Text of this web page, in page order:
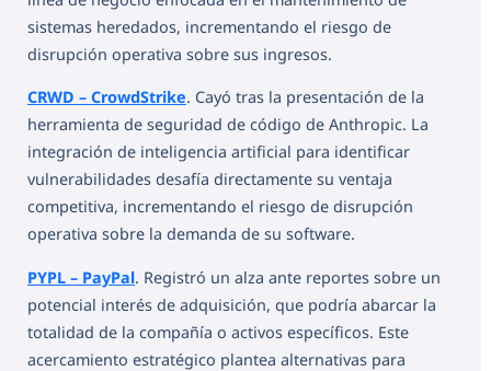
sistemas heredados, incrementando el riesgo de
disrupción operativa sobre sus ingresos.
CRWD – CrowdStrike. Cayó tras la presentación de la
herramienta de seguridad de código de Anthropic. La
integración de inteligencia artificial para identificar
vulnerabilidades desafía directamente su ventaja
competitiva, incrementando el riesgo de disrupción
operativa sobre la demanda de su software.
PYPL – PayPal. Registró un alza ante reportes sobre un
potencial interés de adquisición, que podría abarcar la
totalidad de la compañía o activos específicos. Este
acercamiento estratégico plantea alternativas para